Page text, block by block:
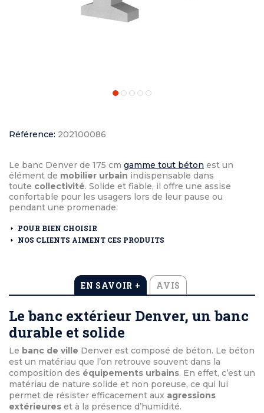
Référence: 202100086
Le banc Denver de 175 cm gamme tout béton est un
élément de mobilier urbain indispensable dans
toute collectivité. Solide et fiable, il offre une assise
confortable pour les usagers lors de leur pause ou
pendant une promenade.
POUR BIEN CHOISIR
NOS CLIENTS AIMENT CES PRODUITS
EN SAVOIR + AVIS
Le banc extérieur Denver, un banc
durable et solide
Le banc de ville Denver est composé de béton. Le béton
est un matériau que l’on retrouve souvent dans la
composition des équipements urbains. En effet, c’est un
matériau de nature solide et non poreuse, ce qui lui
permet de résister efficacement aux agressions
extérieures et à la présence d’humidité.